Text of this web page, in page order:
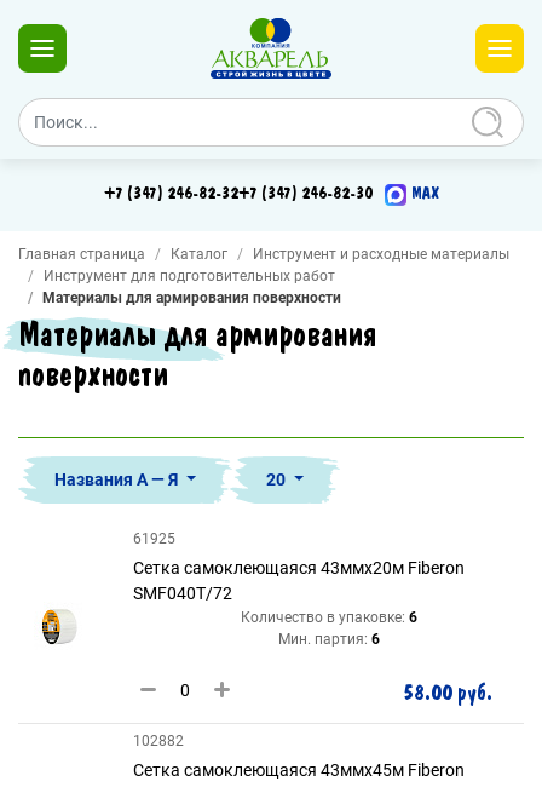
+7 (347) 246-82-32+7 (347) 246-82-30 MAX
Главная страница Каталог
Инструмент и расходные материалы
Инструмент для подготовительных работ
Материалы для армирования поверхности
Материалы для армирования
поверхности
Названия А — Я 20
61925
Сетка самоклеющаяся 43ммх20м Fiberon
SMF040Т/72
Количество в упаковке: 6
Мин. партия: 6
58.00 руб.
102882
Сетка самоклеющаяся 43ммх45м Fiberon